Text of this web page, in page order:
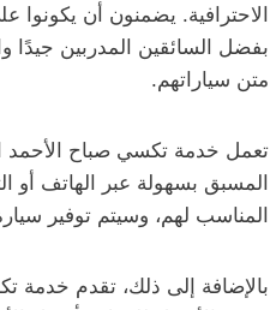
الاحترافية. يضمنون أن
بفضل السائقين المدربين جيدًا
متن سياراتهم.
تعمل خدمة تكسي صباح الأحمد
المسبق بسهولة عبر الهاتف أو
المناسب لهم، وسيتم توفير
بالإضافة إلى ذلك، تقدم خدمة